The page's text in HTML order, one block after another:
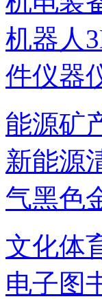
机器人
件仪器
能源矿
新能源
气黑色
文化体
电子图